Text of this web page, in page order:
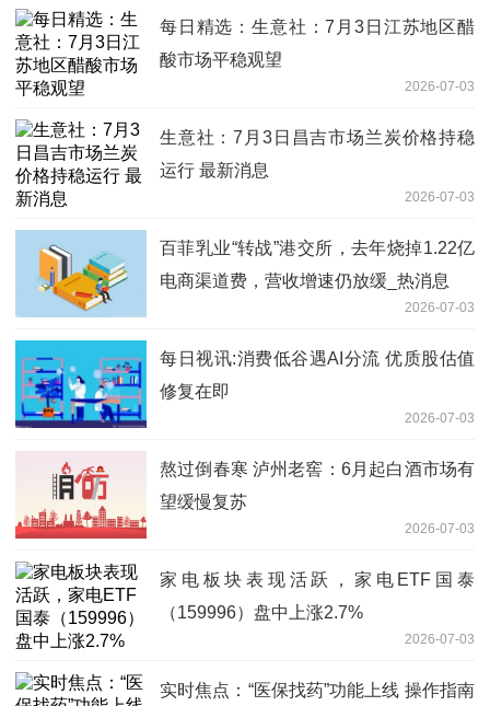
每日精选：生意社：7月3日江苏地区醋
酸市场平稳观望
2026-07-03
生意社：7月3日昌吉市场兰炭价格持稳
运行 最新消息
2026-07-03
百菲乳业“转战”港交所，去年烧掉1.22亿
电商渠道费，营收增速仍放缓_热消息
2026-07-03
每日视讯:消费低谷遇AI分流 优质股估值
修复在即
2026-07-03
熬过倒春寒 泸州老窖：6月起白酒市场有
望缓慢复苏
2026-07-03
家电板块表现活跃，家电ETF国泰
（159996）盘中上涨2.7%
2026-07-03
实时焦点：“医保找药”功能上线 操作指南